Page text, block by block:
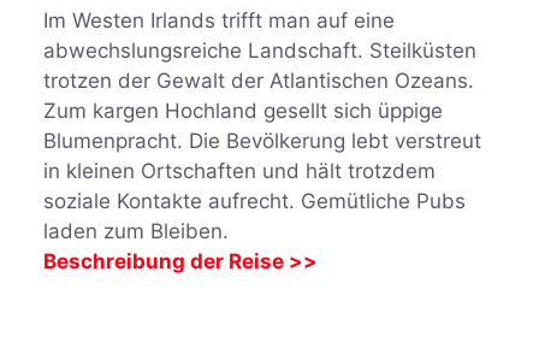
Im Westen Irlands trifft man auf eine
abwechslungsreiche Landschaft. Steilküsten
trotzen der Gewalt der Atlantischen Ozeans.
Zum kargen Hochland gesellt sich üppige
Blumenpracht. Die Bevölkerung lebt verstreut
in kleinen Ortschaften und hält trotzdem
soziale Kontakte aufrecht. Gemütliche Pubs
laden zum Bleiben.
Beschreibung der Reise >>